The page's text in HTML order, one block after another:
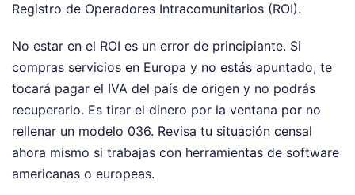
Registro de Operadores Intracomunitarios (ROI).
No estar en el ROI es un error de principiante. Si
compras servicios en Europa y no estás apuntado, te
tocará pagar el IVA del país de origen y no podrás
recuperarlo. Es tirar el dinero por la ventana por no
rellenar un modelo 036. Revisa tu situación censal
ahora mismo si trabajas con herramientas de software
americanas o europeas.